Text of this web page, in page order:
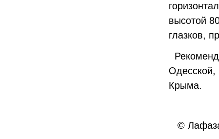
высотой
глазков,
Одесской,
Крыма.
©